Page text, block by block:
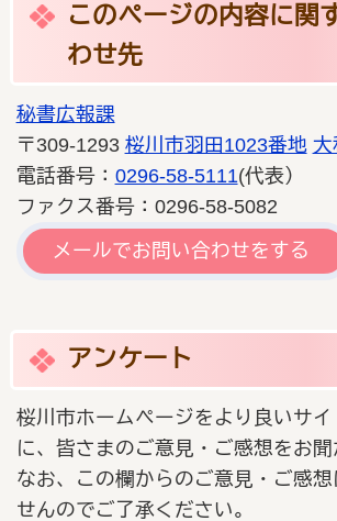
このページの内容に関
わせ先
秘書広報課
〒309-1293 桜川市羽田1023番地
電話番号： 0296-58-5111(代表）
ファクス番号：0296-58-5082
メールでお問い合わせをする
アンケート
桜川市ホームページをより良いサ
に、皆さまのご意見・ご感想をお聞
なお、この欄からのご意見・ご感
せんのでご了承ください。